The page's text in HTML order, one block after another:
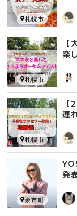
札幌市
【
楽
札幌市
【
連
札幌市
発
余市町